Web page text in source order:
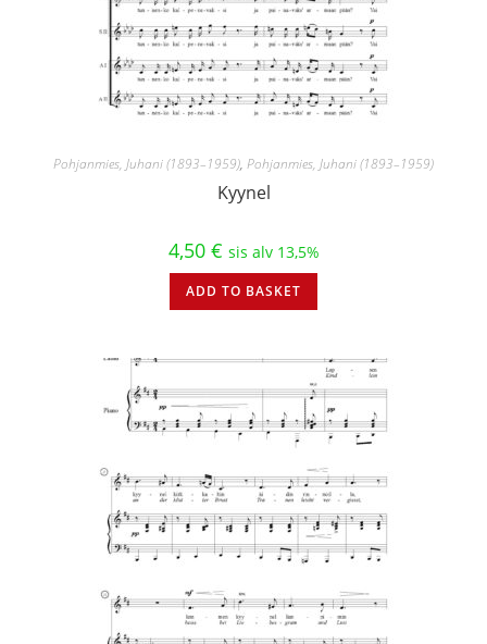
Pohjanmies, Juhani (1893–1959), Pohjanmies, Juhani (1893–1959)
Kyynel
4,50 € sis alv 13,5%
ADD TO BASKET